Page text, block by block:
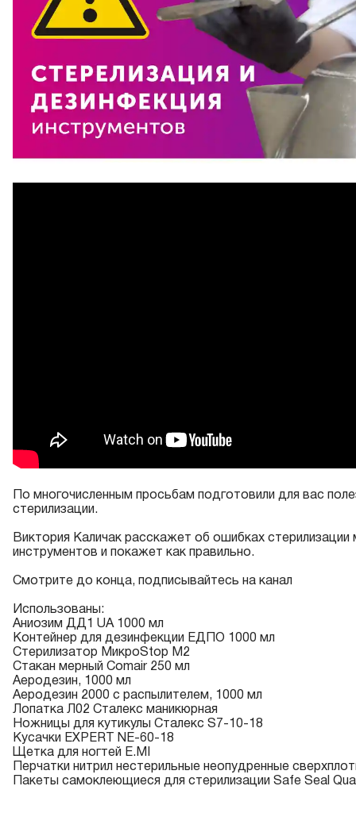
По многочисленным просьбам подготовили для вас
стерилизации.
Виктория Каличак расскажет об ошибках стерилизации
инструментов и покажет как правильно.
Смотрите до конца, подписывайтесь на канал
Использованы:
Аниозим ДД1 UA 1000 мл
Контейнер для дезинфекции ЕДПО 1000 мл
Стерилизатор МикроStop М2
Стакан мерный Comair 250 мл
Аеродезин, 1000 мл
Аеродезин 2000 с распылителем, 1000 мл
Лопатка Л02 Сталекс маникюрная
Ножницы для кутикулы Сталекс S7-10-18
Кусачки EXPERT NE-60-18
Щетка для ногтей E.MI
Перчатки нитрил нестерильные неопудренные
Пакеты самоклеющиеся для стерилизации Safe Seal